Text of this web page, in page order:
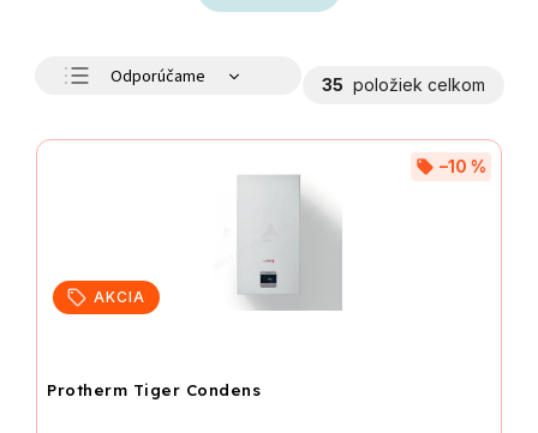
Odporúčame
35 položiek celkom
AKCIA
Protherm Tiger Condens
–10 %